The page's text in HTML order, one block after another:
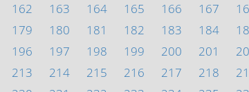
162 163 164 165 166 167
179 180 181 182 183 184
196 197 198 199 200 201
213 214 215 216 217 218